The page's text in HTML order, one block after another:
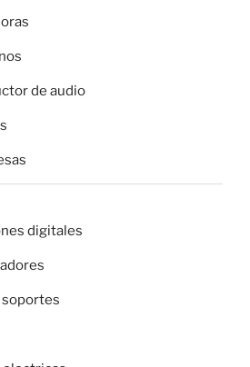
de audio
digitales
soportes